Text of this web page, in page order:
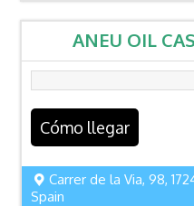
ANEU OIL
Cómo llegar
Carrer de la Via, 98,
Spain